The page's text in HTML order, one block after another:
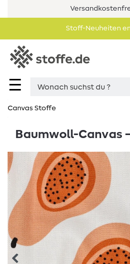
Stoff-Neuheiten
☰
Canvas Stoffe
Baumwoll-Canvas